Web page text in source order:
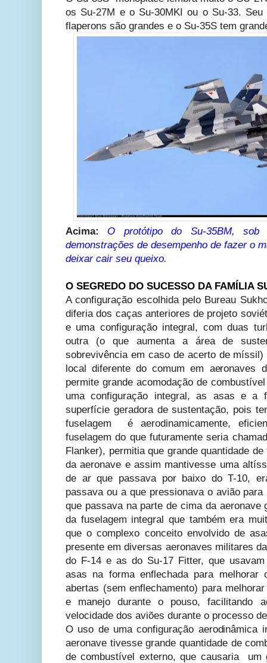
os Su-27M e o Su-30MKI ou o Su-33.
flaperons são grandes e o Su-35S tem
Acima: O protótipo do Su-35BM,
demonstrações de desempenho de fazer o
deixar cair seu queixo.
O SEGREDO DO SUCESSO DA FAMÍLIA
A configuração escolhida pelo Bureau
diferia dos caças anteriores de projeto
e uma configuração integral, com duas
outra (o que aumenta a área de
sobrevivência em caso de acerto de
local diferente do comum em aeronaves
permite grande acomodação de
uma configuração integral, as asas e a
superfície geradora de sustentação, pois
fuselagem é aerodinamicamente,
fuselagem do que futuramente seria
Flanker), permitia que grande quantidade
da aeronave e assim mantivesse uma
de ar que passava por baixo do T-10,
passava ou a que pressionava o avião
que passava na parte de cima da aeronave
da fuselagem integral que também era
que o complexo conceito envolvido de
presente em diversas aeronaves militares
do F-14 e as do Su-17 Fitter, que
asas na forma enflechada para
abertas (sem enflechamento) para
e manejo durante o pouso, facilitando
velocidade dos aviões durante o processo
O uso de uma configuração aerodinâmica
aeronave tivesse grande quantidade de
de combustível externo, que causaria um